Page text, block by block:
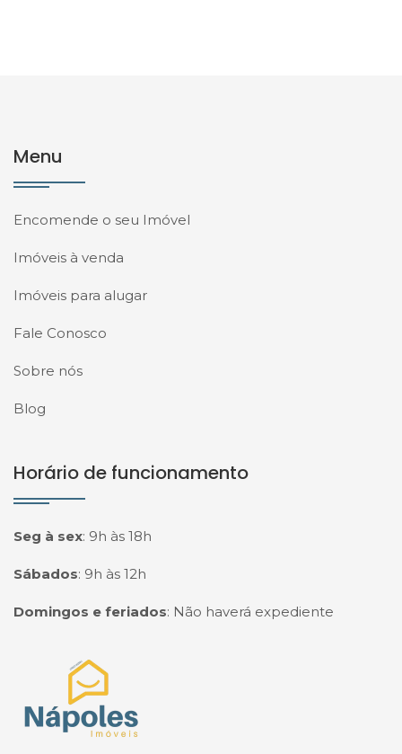
Menu
Encomende o seu Imóvel
Imóveis à venda
Imóveis para alugar
Fale Conosco
Sobre nós
Blog
Horário de funcionamento
Seg à sex: 9h às 18h
Sábados: 9h às 12h
Domingos e feriados: Não haverá expediente
Página inicial